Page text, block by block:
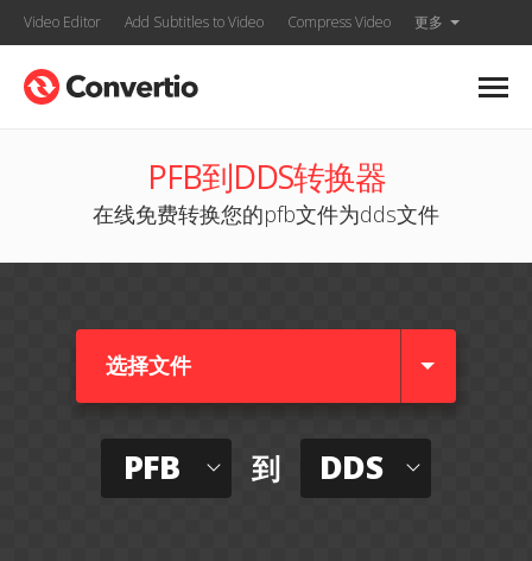
Video Editor Add Subtitles to Video Compress Video 更多
PFB到DDS转换器
在线免费转换您的pfb文件为dds文件
选择文件
PFB 到 DDS